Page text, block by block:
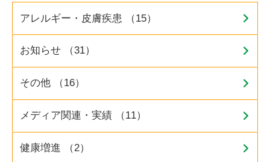
アレルギー・皮膚疾患 （15）
お知らせ （31）
その他 （16）
メディア関連・実績 （11）
健康増進 （2）